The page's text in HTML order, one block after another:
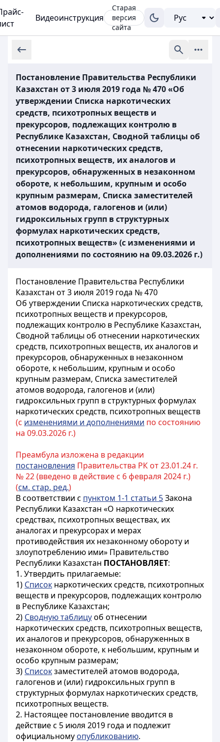
Видеоинструкция
Старая
версия
сайта
Постановление Правительства Республики
Казахстан от 3 июля 2019 года № 470 «Об
утверждении Списка наркотических
средств, психотропных веществ и
прекурсоров, подлежащих контролю в
Республике Казахстан, Сводной таблицы об
отнесении наркотических средств,
психотропных веществ, их аналогов и
прекурсоров, обнаруженных в незаконном
обороте, к небольшим, крупным и особо
крупным размерам, Списка заместителей
атомов водорода, галогенов и (или)
гидроксильных групп в структурных
формулах наркотических средств,
психотропных веществ» (с изменениями и
дополнениями по состоянию на 09.03.2026 г.)
Постановление Правительства Республики
Казахстан от 3 июля 2019 года № 470
Об утверждении Списка наркотических средств,
психотропных веществ и прекурсоров,
подлежащих контролю в Республике Казахстан,
Сводной таблицы об отнесении наркотических
средств, психотропных веществ, их аналогов и
прекурсоров, обнаруженных в незаконном
обороте, к небольшим, крупным и особо
крупным размерам, Списка заместителей
атомов водорода, галогенов и (или)
гидроксильных групп в структурных формулах
наркотических средств, психотропных веществ
(с изменениями и дополнениями по состоянию
на 09.03.2026 г.)
Преамбула изложена в редакции
постановления Правительства РК от 23.01.24 г.
№ 22 (введено в действие с 6 февраля 2024 г.)
(см. стар. ред.)
В соответствии с пунктом 1-1 статьи 5Закона
Республики Казахстан «О наркотических
средствах, психотропных веществах, их
аналогах и прекурсорах и мерах
противодействия их незаконному обороту и
злоупотреблению ими» Правительство
Республики Казахстан ПОСТАНОВЛЯЕТ:
1. Утвердить прилагаемые:
1) Список наркотических средств, психотропных
веществ и прекурсоров, подлежащих контролю
в Республике Казахстан;
2) Сводную таблицуоб отнесении
наркотических средств, психотропных веществ,
их аналогов и прекурсоров, обнаруженных в
незаконном обороте, к небольшим, крупным и
особо крупным размерам;
3) Списокзаместителей атомов водорода,
галогенов и (или) гидроксильных групп в
структурных формулах наркотических средств,
психотропных веществ.
2. Настоящее постановление вводится в
действие с 5 июля 2019 года и подлежит
официальному опубликованию.